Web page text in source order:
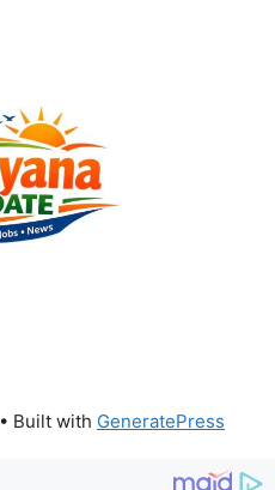
• Built with GeneratePress